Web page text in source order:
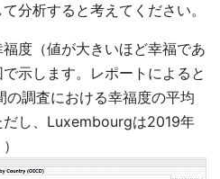
分析すると考えてください。
度（値が大きいほど幸福であ
示します。レポートによると
調査における幸福度の平均
だし、Luxembourgは2019年